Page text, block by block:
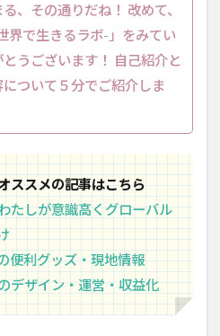
、その通りだね！ 改めて、
界で生きるラボ-」をみてい
うございます！ 自己紹介と
ついて５分でご紹介しま
ススメの記事はこちら
たしが意識高くグローバル
便利グッズ・現地情報
デザイン・運営・収益化